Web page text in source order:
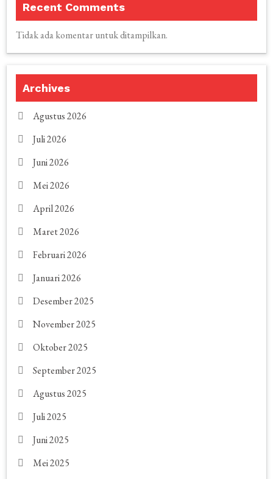
Recent Comments
Tidak ada komentar untuk ditampilkan.
Archives
Agustus 2026
Juli 2026
Juni 2026
Mei 2026
April 2026
Maret 2026
Februari 2026
Januari 2026
Desember 2025
November 2025
Oktober 2025
September 2025
Agustus 2025
Juli 2025
Juni 2025
Mei 2025